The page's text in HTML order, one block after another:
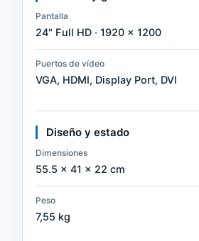
Pantalla
24" Full HD · 1920 × 1200
Puertos de vídeo
VGA, HDMI, Display Port, DVI
Diseño y estado
Dimensiones
55.5 × 41 × 22 cm
Peso
7,55 kg